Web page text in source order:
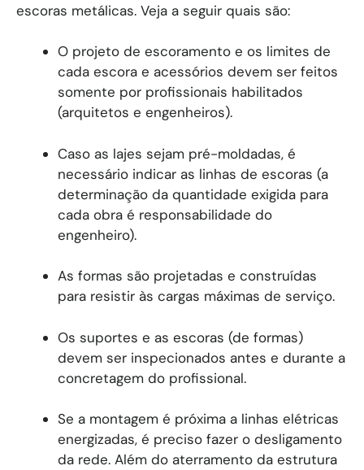
escoras metálicas. Veja a seguir quais são:
O projeto de escoramento e os limites de
cada escora e acessórios devem ser feitos
somente por profissionais habilitados
(arquitetos e engenheiros).
Caso as lajes sejam pré-moldadas, é
necessário indicar as linhas de escoras (a
determinação da quantidade exigida para
cada obra é responsabilidade do
engenheiro).
As formas são projetadas e construídas
para resistir às cargas máximas de serviço.
Os suportes e as escoras (de formas)
devem ser inspecionados antes e durante a
concretagem do profissional.
Se a montagem é próxima a linhas elétricas
energizadas, é preciso fazer o desligamento
da rede. Além do aterramento da estrutura